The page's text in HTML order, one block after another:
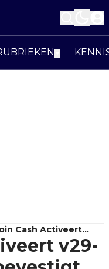
Cash Activeert
Upgrade, Bybit
Steun v29-